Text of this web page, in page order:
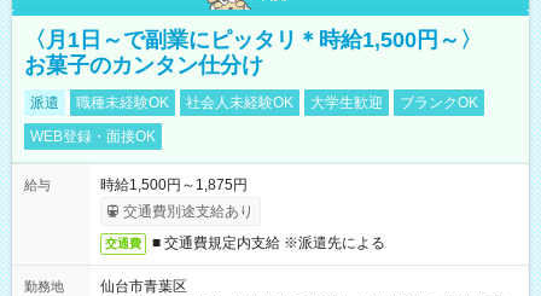
〈月1日～で副業にピッタリ＊時給1,500円～〉
お菓子のカンタン仕分け
派遣 職種未経験OK 社会人未経験OK 大学生歓迎
ブランクOK
WEB登録・面接OK
給与
時給1,500円～1,875円
交通費別途支給あり
交通費 ■ 交通費規定内支給 ※派遣先による
勤務地
仙台市青葉区